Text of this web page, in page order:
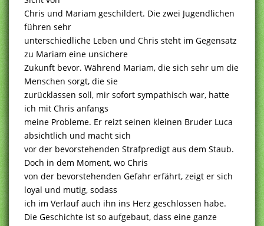
Chris und Mariam geschildert. Die zwei Jugendlichen
führen sehr
unterschiedliche Leben und Chris steht im Gegensatz
zu Mariam eine unsichere
Zukunft bevor. Während Mariam, die sich sehr um die
Menschen sorgt, die sie
zurücklassen soll, mir sofort sympathisch war, hatte
ich mit Chris anfangs
meine Probleme. Er reizt seinen kleinen Bruder Luca
absichtlich und macht sich
vor der bevorstehenden Strafpredigt aus dem Staub.
Doch in dem Moment, wo Chris
von der bevorstehenden Gefahr erfährt, zeigt er sich
loyal und mutig, sodass
ich im Verlauf auch ihn ins Herz geschlossen habe.
Die Geschichte ist so aufgebaut, dass eine ganze